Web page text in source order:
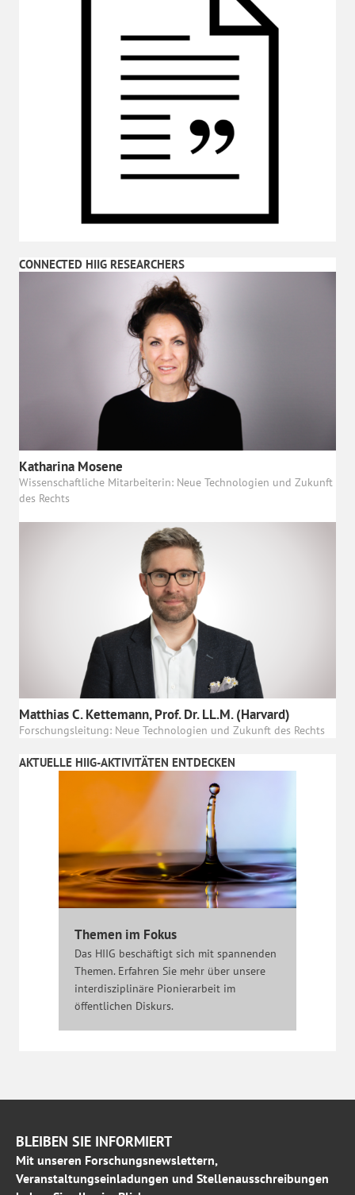
CONNECTED HIIG RESEARCHERS
Katharina Mosene
Wissenschaftliche Mitarbeiterin: Neue Technologien und Zukunft
des Rechts
Matthias C. Kettemann, Prof. Dr. LL.M. (Harvard)
Forschungsleitung: Neue Technologien und Zukunft des Rechts
AKTUELLE HIIG-AKTIVITÄTEN ENTDECKEN
Themen im Fokus
Das HIIG beschäftigt sich mit spannenden
Themen. Erfahren Sie mehr über unsere
interdisziplinäre Pionierarbeit im
öffentlichen Diskurs.
BLEIBEN SIE INFORMIERT
Mit unseren Forschungsnewslettern,
Veranstaltungseinladungen und Stellenausschreibungen